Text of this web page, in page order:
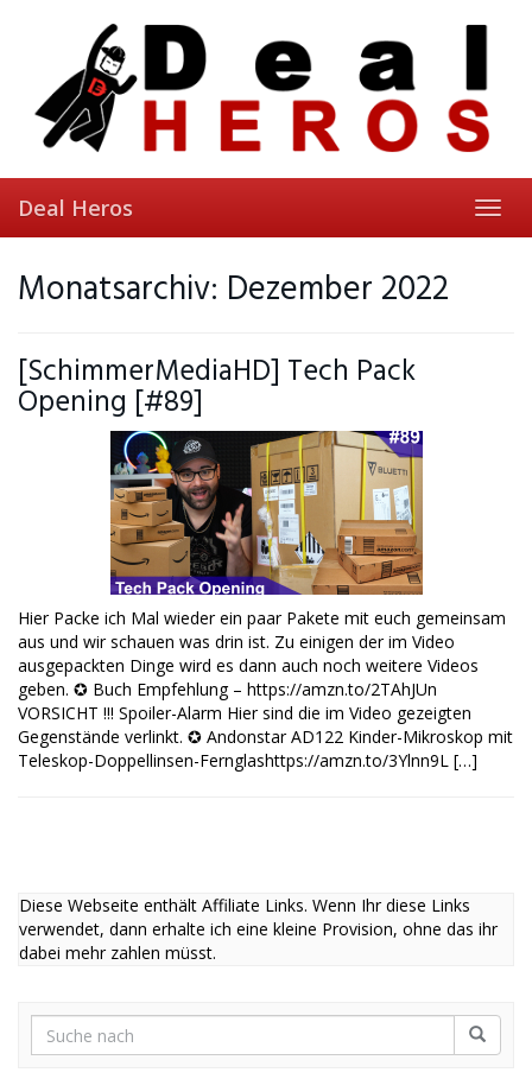
Deal Heros
Monatsarchiv: Dezember 2022
[SchimmerMediaHD] Tech Pack
Opening [#89]
Hier Packe ich Mal wieder ein paar Pakete mit euch gemeinsam
aus und wir schauen was drin ist. Zu einigen der im Video
ausgepackten Dinge wird es dann auch noch weitere Videos
geben. ✪ Buch Empfehlung – https://amzn.to/2TAhJUn
VORSICHT !!! Spoiler-Alarm Hier sind die im Video gezeigten
Gegenstände verlinkt. ✪ Andonstar AD122 Kinder-Mikroskop mit
Teleskop-Doppellinsen-Fernglashttps://amzn.to/3Ylnn9L […]
Diese Webseite enthält Affiliate Links. Wenn Ihr diese Links
verwendet, dann erhalte ich eine kleine Provision, ohne das ihr
dabei mehr zahlen müsst.